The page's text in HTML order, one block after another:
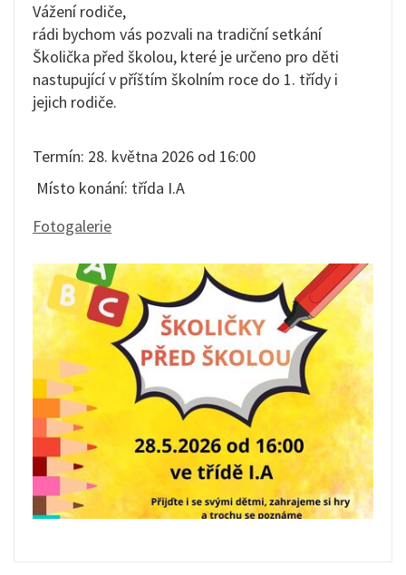
Vážení rodiče,
rádi bychom vás pozvali na tradiční setkání
Školička před školou, které je určeno pro děti
nastupující v příštím školním roce do 1. třídy i
jejich rodiče.
Termín: 28. května 2026 od 16:00
Místo konání: třída I.A
Fotogalerie